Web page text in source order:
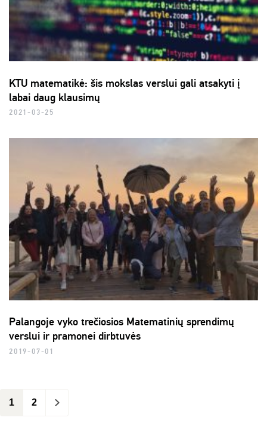
KTU matematikė: šis mokslas verslui gali atsakyti į
labai daug klausimų
2021-03-25
Palangoje vyko trečiosios Matematinių sprendimų
verslui ir pramonei dirbtuvės
2019-07-01
1 2 >